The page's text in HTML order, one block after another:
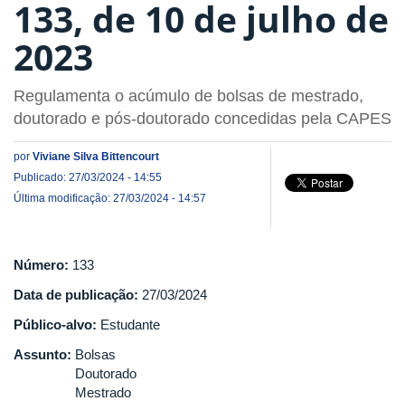
133, de 10 de julho de
2023
Regulamenta o acúmulo de bolsas de mestrado,
doutorado e pós-doutorado concedidas pela CAPES
por Viviane Silva Bittencourt
Publicado: 27/03/2024 - 14:55
Última modificação: 27/03/2024 - 14:57
Número: 133
Data de publicação: 27/03/2024
Público-alvo: Estudante
Assunto: Bolsas
Doutorado
Mestrado